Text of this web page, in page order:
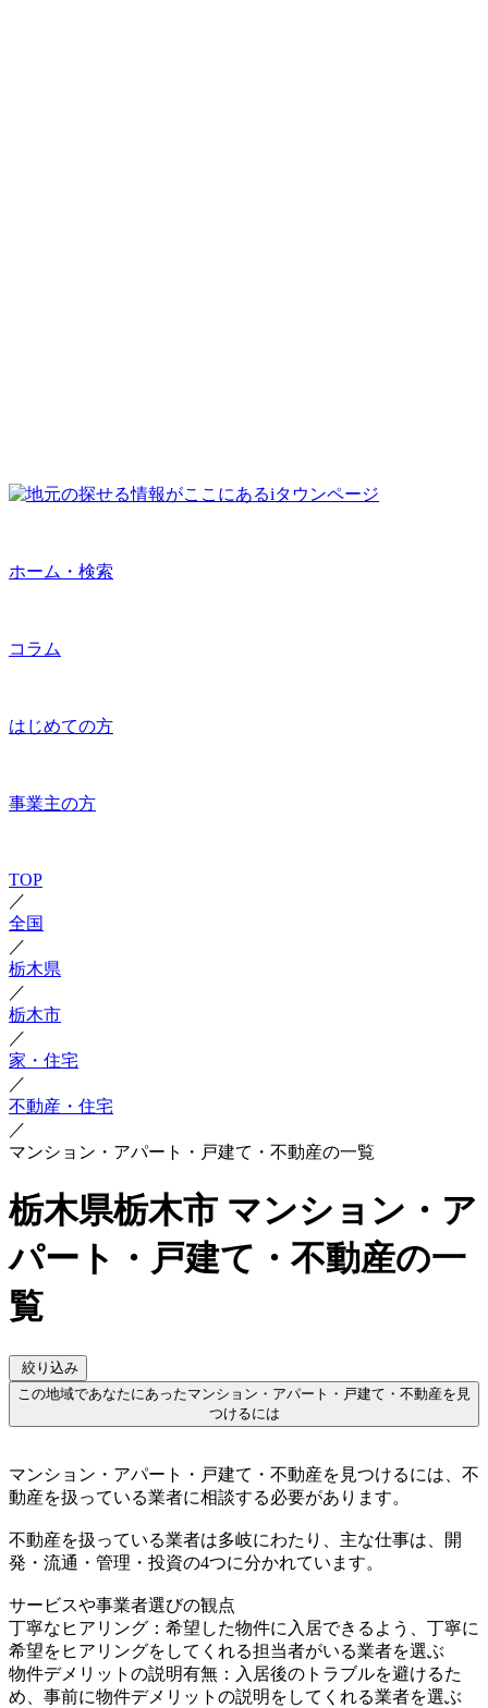
ホーム・検索
コラム
はじめての方
事業主の方
TOP
／
全国
／
栃木県
／
栃木市
／
家・住宅
／
不動産・住宅
／
マンション・アパート・戸建て・不動産の一覧
栃木県栃木市 マンション・ア
パート・戸建て・不動産の一
覧
絞り込み
この地域であなたにあったマンション・アパート・戸建て・不動産を見
つけるには
マンション・アパート・戸建て・不動産を見つけるには、不
動産を扱っている業者に相談する必要があります。
不動産を扱っている業者は多岐にわたり、主な仕事は、開
発・流通・管理・投資の4つに分かれています。
サービスや事業者選びの観点
丁寧なヒアリング：希望した物件に入居できるよう、丁寧に
希望をヒアリングをしてくれる担当者がいる業者を選ぶ
物件デメリットの説明有無：入居後のトラブルを避けるた
め、事前に物件デメリットの説明をしてくれる業者を選ぶ